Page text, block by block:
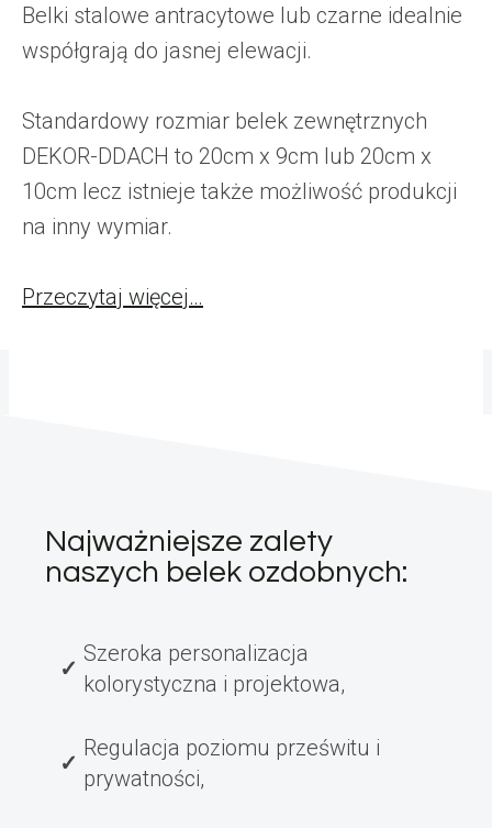
Belki stalowe antracytowe lub czarne idealnie
współgrają do jasnej elewacji.
Standardowy rozmiar belek zewnętrznych
DEKOR-DDACH to 20cm x 9cm lub 20cm x
10cm lecz istnieje także możliwość produkcji
na inny wymiar.
Przeczytaj więcej…
Najważniejsze zalety
naszych belek ozdobnych:
Szeroka personalizacja
kolorystyczna i projektowa,
Regulacja poziomu prześwitu i
prywatności,